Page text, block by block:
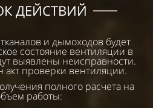
ДЕЙСТВИЙ
и дымоходов будет
состояние вентиляции в
выявлены неисправности.
акт проверки вентиляции.
полного расчета на
работы: